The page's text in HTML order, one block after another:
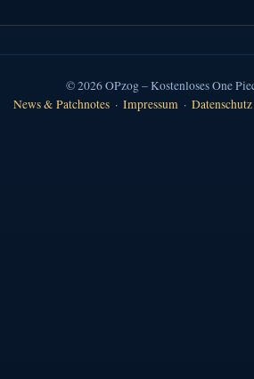
© 2026 OPzog – Kostenloses One
News & Patchnotes · Impressum · Datenschutz